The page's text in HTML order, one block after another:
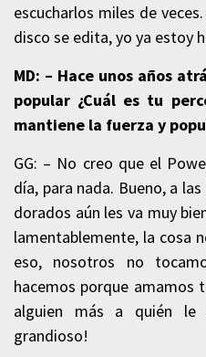
escucharlos miles de
disco se edita, yo ya estoy
MD: – Hace unos años
popular ¿Cuál es tu
mantiene la fuerza y
GG: – No creo que el
día, para nada. Bueno, a
dorados aún les va muy
lamentablemente, la cosa
eso, nosotros no
hacemos porque amamos
alguien más a quién
grandioso!